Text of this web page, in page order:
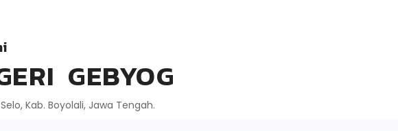
GEBYOG
Kab. Boyolali, Jawa Tengah.